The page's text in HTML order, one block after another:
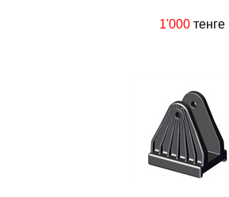
1'000 тенге